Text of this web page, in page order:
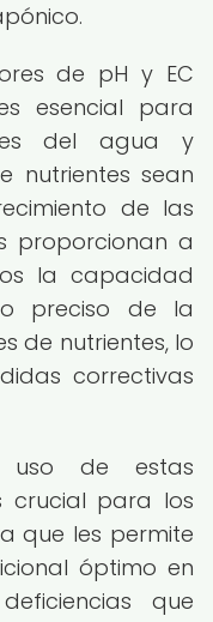
de pH y EC
esencial para
del agua y
nutrientes sean
de las
proporcionan a
la capacidad
preciso de la
de nutrientes, lo
correctivas
uso de estas
crucial para los
que les permite
óptimo en
que